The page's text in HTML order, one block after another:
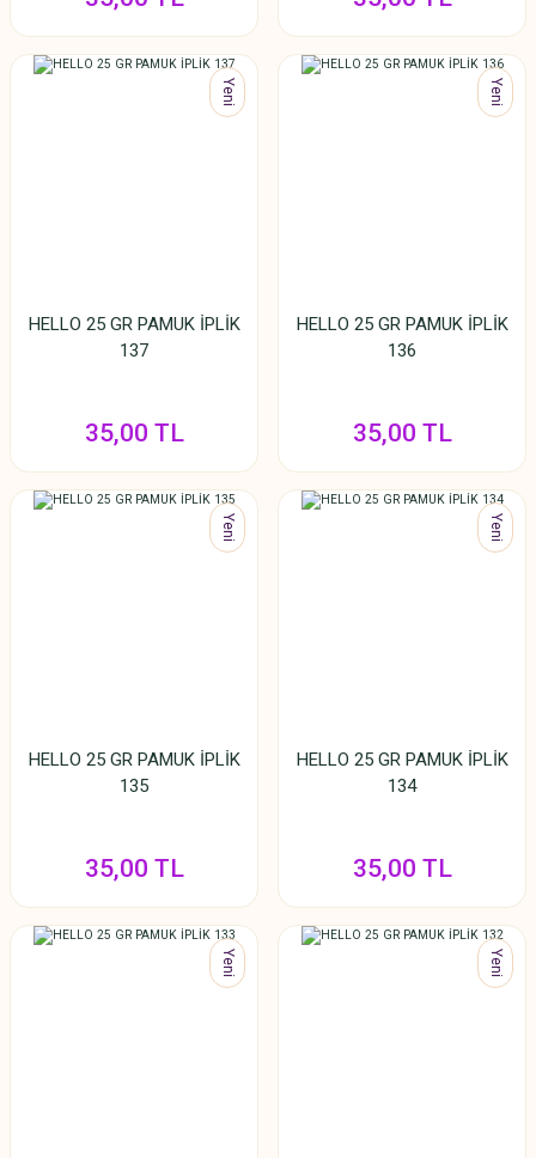
Yeni
HELLO 25 GR PAMUK İPLİK
137
35,00 TL
Yeni
HELLO 25 GR PAMUK İPLİK
136
35,00 TL
Yeni
HELLO 25 GR PAMUK İPLİK
135
35,00 TL
Yeni
HELLO 25 GR PAMUK İPLİK
134
35,00 TL
Yeni Yeni